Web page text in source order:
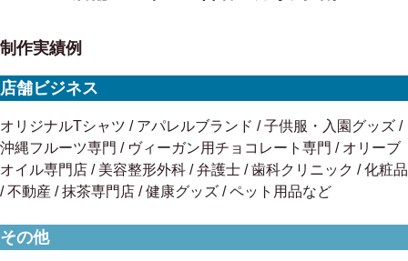
制作実績例
店舗ビジネス
オリジナルTシャツ / アパレルブランド / 子供服・入園グッズ /
沖縄フルーツ専門 / ヴィーガン用チョコレート専門 / オリーブ
オイル専門店 / 美容整形外科 / 弁護士 / 歯科クリニック / 化粧品
/ 不動産 / 抹茶専門店 / 健康グッズ / ペット用品など
その他